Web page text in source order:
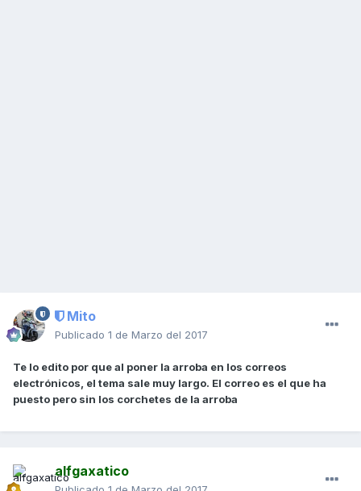
Mito
Publicado 1 de Marzo del 2017
Te lo edito por que al poner la arroba en los correos
electrónicos, el tema sale muy largo. El correo es el que ha
puesto pero sin los corchetes de la arroba
alfgaxatico